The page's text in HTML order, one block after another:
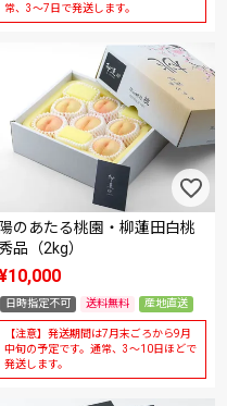
常、3～7日で発送します。
陽のあたる桃園・柳蓮田白桃
品（2kg）
10,000
日時指定不可 送料無料 産地直送
【注意】発送期間は7月末ごろから9月
中旬の予定です。通常、3～10日ほどで
発送します。